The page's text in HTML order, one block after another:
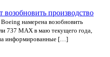
возобновить производство
намерена возобновить
737 MAX в маю текущего года,
информированные […]